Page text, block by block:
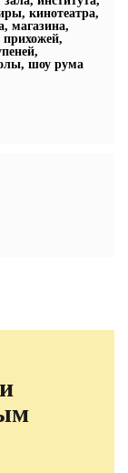
кинотеатра,
магазина,
шоу рума